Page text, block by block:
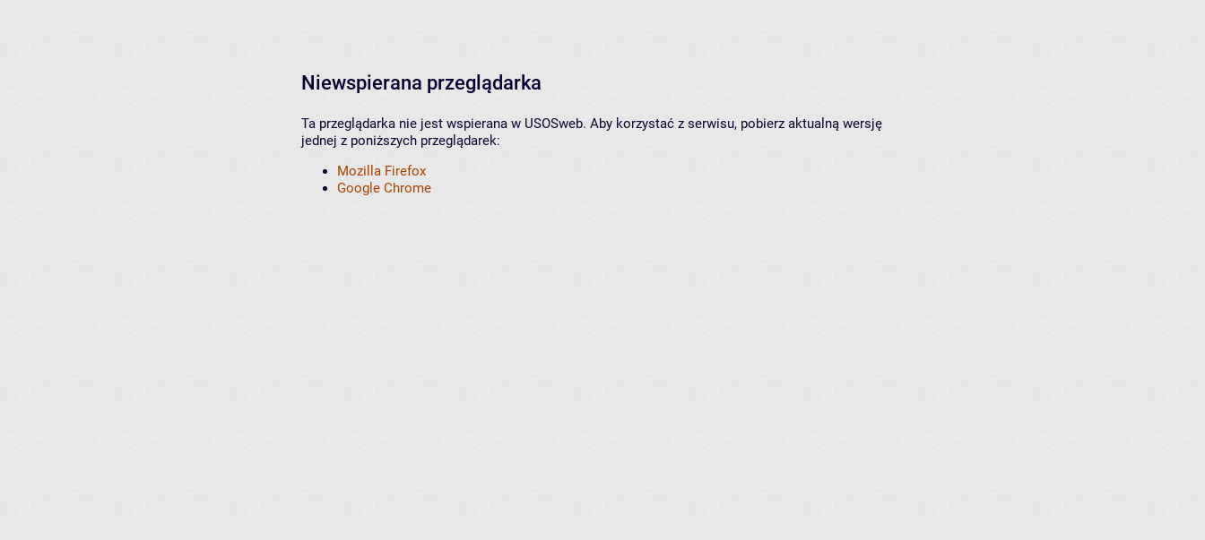
Niewspierana przeglądarka
Ta przeglądarka nie jest wspierana w USOSweb. Aby korzystać z serwisu, pobierz aktualną wersję
jednej z poniższych przeglądarek:
Mozilla Firefox
Google Chrome